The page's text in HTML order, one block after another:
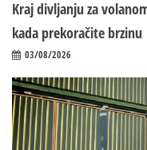
Kraj divljanju za
kada prekoračite brzinu
03/08/2026